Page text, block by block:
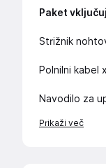
Paket
Strižnik
Polnilni kabel
Navodilo za
Prikaži več